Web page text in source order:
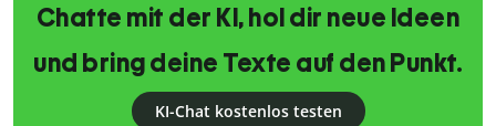
Chatte mit der KI, hol dir neue Ideen
und bring deine Texte auf den Punkt.
KI-Chat kostenlos testen